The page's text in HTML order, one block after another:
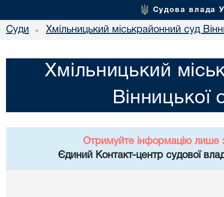
Судова влада
Суди • Хмільницький міськрайонний суд
Хмільницький
Вінницької
Отримуйте інформацію лише
Єдиний Контакт-центр судової